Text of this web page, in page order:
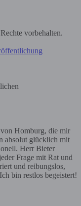
vorbehalten.
Homburg, die mir
absolut glücklich mit
Herr Bieter
Frage mit Rat und
und reibungslos,
bin restlos begeistert!